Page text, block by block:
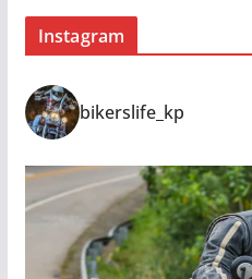
Instagram
bikerslife_kp